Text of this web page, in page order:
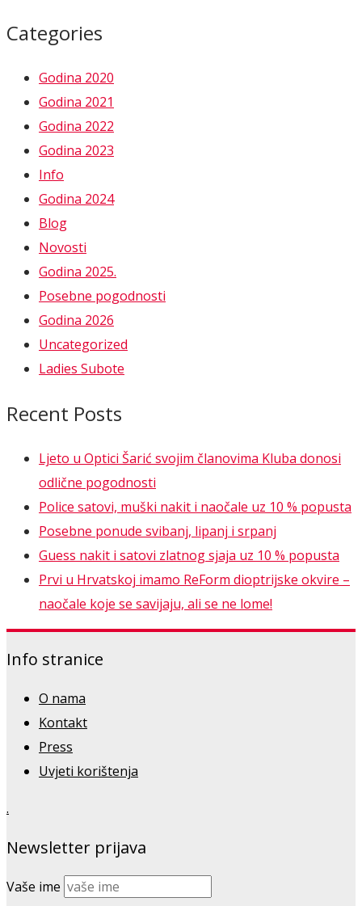
Categories
Godina 2020
Godina 2021
Godina 2022
Godina 2023
Info
Godina 2024
Blog
Novosti
Godina 2025.
Posebne pogodnosti
Godina 2026
Uncategorized
Ladies Subote
Recent Posts
Ljeto u Optici Šarić svojim članovima Kluba donosi
odlične pogodnosti
Police satovi, muški nakit i naočale uz 10 % popusta
Posebne ponude svibanj, lipanj i srpanj
Guess nakit i satovi zlatnog sjaja uz 10 % popusta
Prvi u Hrvatskoj imamo ReForm dioptrijske okvire –
naočale koje se savijaju, ali se ne lome!
Info stranice
O nama
Kontakt
Press
Uvjeti korištenja
.
Newsletter prijava
Vaše ime